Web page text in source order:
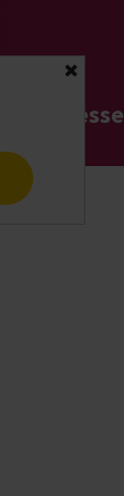
Stäng
intresse